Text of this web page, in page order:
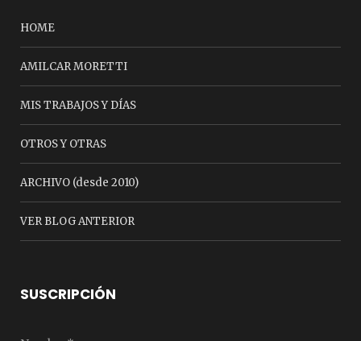
HOME
AMILCAR MORETTI
MIS TRABAJOS Y DÍAS
OTROS Y OTRAS
ARCHIVO (desde 2010)
VER BLOG ANTERIOR
SUSCRIPCIÓN